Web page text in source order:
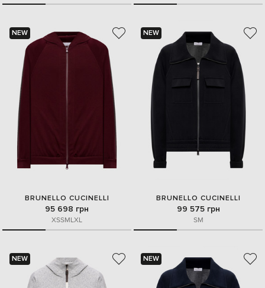
NEW
BRUNELLO CUCINELLI
95 698 грн
XSSMLXL
NEW
BRUNELLO CUCINELLI
99 575 грн
SM
NEW NEW